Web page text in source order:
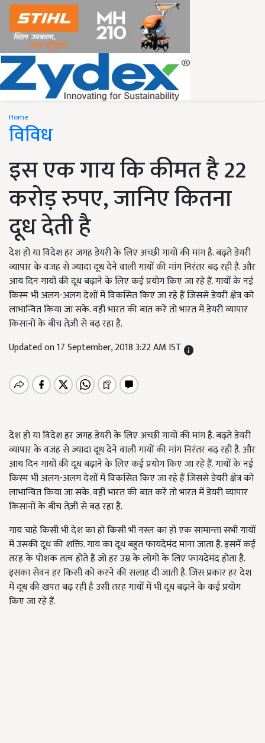
Home
विविध
इस एक गाय कि कीमत है 22
करोड़ रुपए, जानिए कितना
दूध देती है
देश हो या विदेश हर जगह डेयरी के लिए अच्छी गायों की मांग है. बढ़ते डेयरी
व्यापार के वजह से ज्यादा दूध देने वाली गायों की मांग निरंतर बढ़ रही है. और
आय दिन गायों की दूध बढ़ाने के लिए कई प्रयोग किए जा रहे हैं. गायों के नई
किस्म भी अलग-अलग देशों में विकसित किए जा रहे हैं जिससे डेयरी क्षेत्र को
लाभान्वित किया जा सके. वहीं भारत की बात करें तो भारत में डेयरी व्यापार
किसानों के बीच तेज़ी से बढ़ रहा है.
Updated on 17 September, 2018 3:22 AM IST
देश हो या विदेश हर जगह डेयरी के लिए अच्छी गायों की मांग है. बढ़ते डेयरी
व्यापार के वजह से ज्यादा दूध देने वाली गायों की मांग निरंतर बढ़ रही है. और
आय दिन गायों की दूध बढ़ाने के लिए कई प्रयोग किए जा रहे हैं. गायों के नई
किस्म भी अलग-अलग देशों में विकसित किए जा रहे हैं जिससे डेयरी क्षेत्र को
लाभान्वित किया जा सके. वहीं भारत की बात करें तो भारत में डेयरी व्यापार
किसानों के बीच तेज़ी से बढ़ रहा है.
गाय चाहे किसी भी देश का हो किसी भी नस्ल का हो एक सामान्ता सभी गायों
में उसकी दूध की शक्ति. गाय का दूध बहुत फायदेमंद माना जाता है. इसमें कई
तरह के पोशक तत्व होते हैं जो हर उम्र के लोगों के लिए फायदेमंद होता है.
इसका सेवन हर किसी को करने की सलाह दी जाती है. जिस प्रकार हर देश
में दूध की खपत बढ़ रही है उसी तरह गायों में भी दूध बढ़ाने के कई प्रयोग
किए जा रहे हैं.